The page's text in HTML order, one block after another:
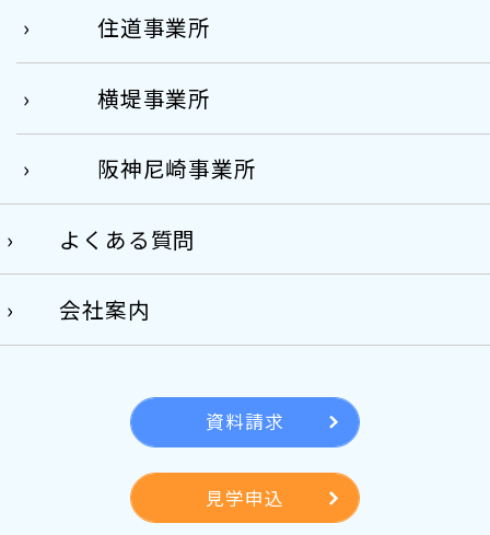
住道事業所
横堤事業所
阪神尼崎事業所
よくある質問
会社案内
資料請求
見学申込